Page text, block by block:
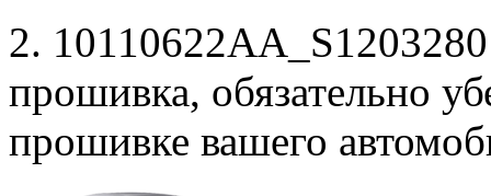
2.
прошивка, обязательно
прошивке вашего